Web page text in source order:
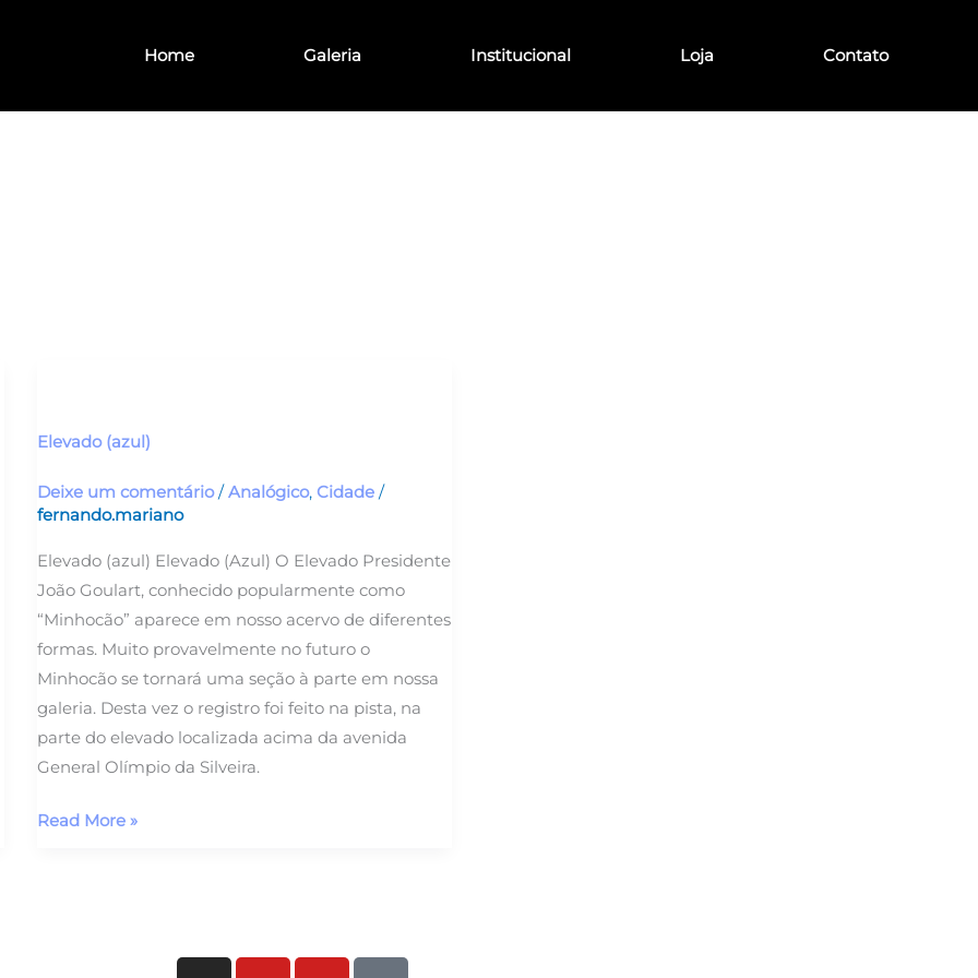
Home Galeria Institucional Loja Contato
Elevado (azul)
Deixe um comentário /Analógico, Cidade/
fernando.mariano
Elevado (azul) Elevado (Azul) O Elevado Presidente
João Goulart, conhecido popularmente como
“Minhocão” aparece em nosso acervo de diferentes
formas. Muito provavelmente no futuro o
Minhocão se tornará uma seção à parte em nossa
galeria. Desta vez o registro foi feito na pista, na
parte do elevado localizada acima da avenida
General Olímpio da Silveira.
Read More »